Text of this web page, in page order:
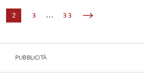
2 3 ... 33
PUBBLICITÀ